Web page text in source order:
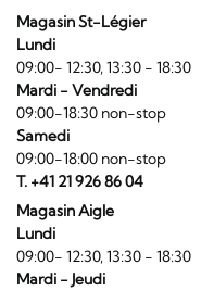
Magasin St-Légier
Lundi
09:00- 12:30, 13:30 - 18:30
Mardi - Vendredi
09:00-18:30 non-stop
Samedi
09:00-18:00 non-stop
T. +41 21 926 86 04
Magasin Aigle
Lundi
09:00- 12:30, 13:30 - 18:30
Mardi - Jeudi